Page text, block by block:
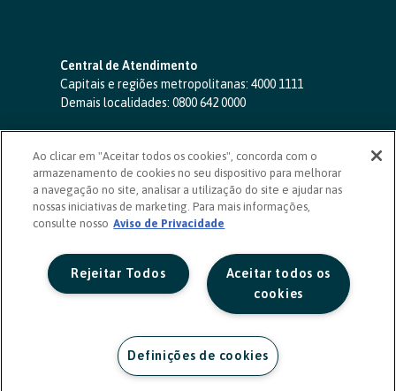
Central de Atendimento
Capitais e regiões metropolitanas: 4000 1111
Demais localidades: 0800 642 0000
SAC 24 horas-0800 724 4420
Ouvidoria
0800 725 0996
(de segunda a sexta, das 8h às 20h)
ouvidoriasicoob.com.br
Deficientes auditivos ou de fala
Ao clicar em "Aceitar todos os cookies", concorda com o
armazenamento de cookies no seu dispositivo para melhorar
a navegação no site, analisar a utilização do site e ajudar nas
nossas iniciativas de marketing. Para mais informações,
consulte nosso Aviso de Privacidade
Aceitar todos os
cookies
Rejeitar Todos
Definições de cookies